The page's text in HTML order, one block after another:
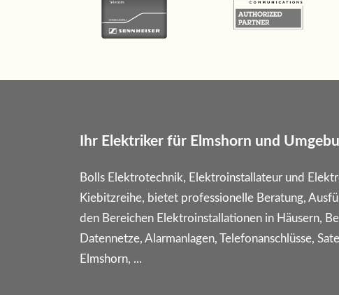
Ihr Elektriker für Elmshorn und
Bolls Elektrotechnik, Elektroinstallateur und
Kiebitzreihe, bietet professionelle Beratung,
den Bereichen Elektroinstallationen in Häusern,
Datennetze, Alarmanlagen, Telefonanschlüsse,
Elmshorn, ...